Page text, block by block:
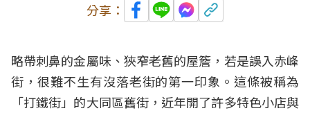
分享：
略帶刺鼻的金屬味、狹窄老舊的屋簷，若是誤入赤峰
街，很難不生有沒落老街的第一印象。這條被稱為
「打鐵街」的大同區舊街，近年開了許多特色小店與